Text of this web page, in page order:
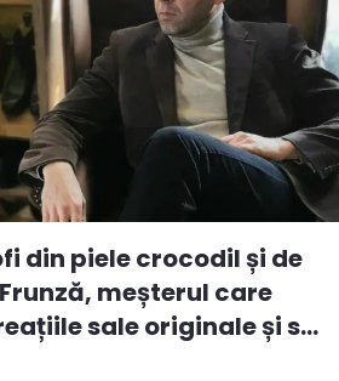
din piele crocodil și de
meșterul care
sale originale și s...